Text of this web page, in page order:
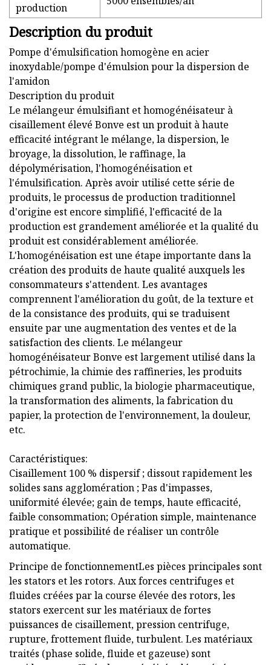
production
Description du produit
Pompe d'émulsification homogène en acier
inoxydable/pompe d'émulsion pour la dispersion de
l'amidon
Description du produit
Le mélangeur émulsifiant et homogénéisateur à
cisaillement élevé Bonve est un produit à haute
efficacité intégrant le mélange, la dispersion, le
broyage, la dissolution, le raffinage, la
dépolymérisation, l'homogénéisation et
l'émulsification. Après avoir utilisé cette série de
produits, le processus de production traditionnel
d'origine est encore simplifié, l'efficacité de la
production est grandement améliorée et la qualité du
produit est considérablement améliorée.
L'homogénéisation est une étape importante dans la
création des produits de haute qualité auxquels les
consommateurs s'attendent. Les avantages
comprennent l'amélioration du goût, de la texture et
de la consistance des produits, qui se traduisent
ensuite par une augmentation des ventes et de la
satisfaction des clients. Le mélangeur
homogénéisateur Bonve est largement utilisé dans la
pétrochimie, la chimie des raffineries, les produits
chimiques grand public, la biologie pharmaceutique,
la transformation des aliments, la fabrication du
papier, la protection de l'environnement, la douleur,
etc.
Caractéristiques:
Cisaillement 100 % dispersif ; dissout rapidement les
solides sans agglomération ; Pas d'impasses,
uniformité élevée; gain de temps, haute efficacité,
faible consommation; Opération simple, maintenance
pratique et possibilité de réaliser un contrôle
automatique.
Principe de fonctionnementLes pièces principales sont
les stators et les rotors. Aux forces centrifuges et
fluides créées par la course élevée des rotors, les
stators exercent sur les matériaux de fortes
puissances de cisaillement, pression centrifuge,
rupture, frottement fluide, turbulent. Les matériaux
traités (phase solide, fluide et gazeuse) sont